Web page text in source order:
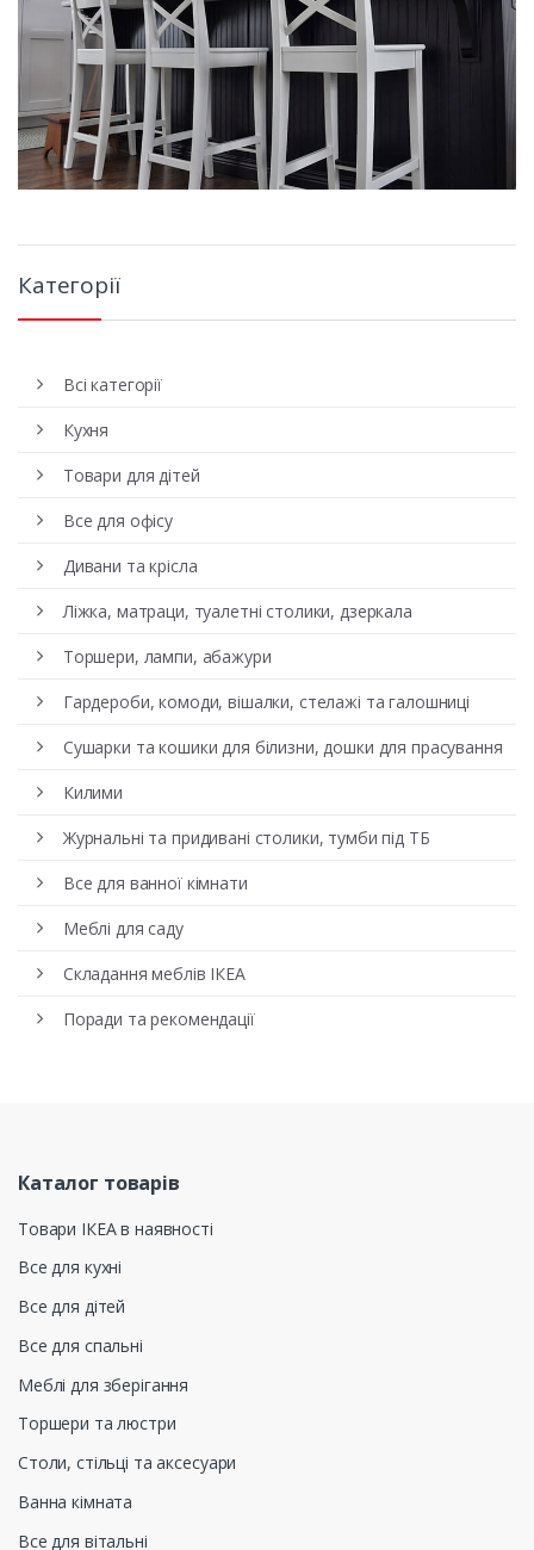
Категорії
Всі категорії
Кухня
Товари для дітей
Все для офісу
Дивани та крісла
Ліжка, матраци, туалетні столики, дзеркала
Торшери, лампи, абажури
Гардероби, комоди, вішалки, стелажі та галошниці
Сушарки та кошики для білизни, дошки для прасування
Килими
Журнальні та придивані столики, тумби під ТБ
Все для ванної кімнати
Меблі для саду
Складання меблів ІКЕА
Поради та рекомендації
Каталог товарів
Товари ІКЕА в наявності
Все для кухні
Все для дітей
Все для спальні
Меблі для зберігання
Торшери та люстри
Столи, стільці та аксесуари
Ванна кімната
Все для вітальні